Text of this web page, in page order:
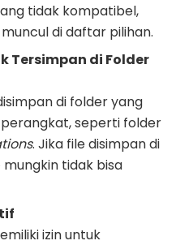
tidak kompatibel,
di daftar pilihan.
Tersimpan di Folder
di folder yang
seperti folder
. Jika file disimpan di
tidak bisa
izin untuk